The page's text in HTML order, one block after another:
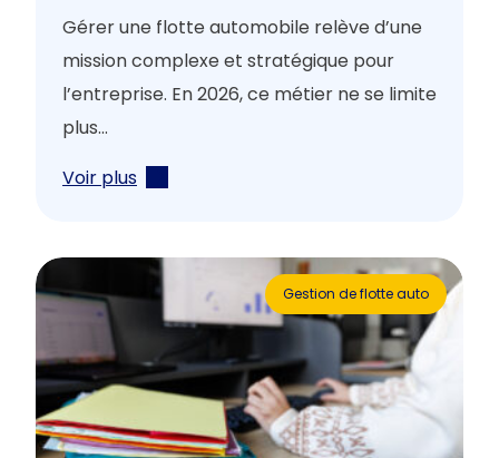
Gérer une flotte automobile relève d’une
mission complexe et stratégique pour
l’entreprise. En 2026, ce métier ne se limite
plus...
Voir plus
Gestion de flotte auto